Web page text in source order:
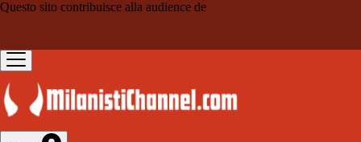
Questo sito contribuisce alla audience de